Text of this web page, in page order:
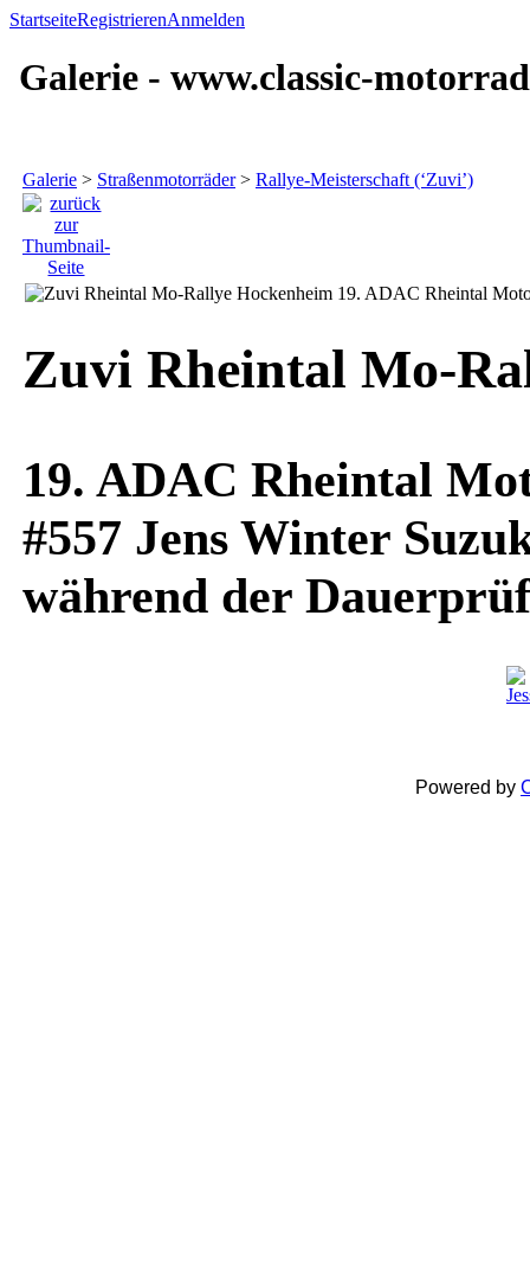
StartseiteRegistrierenAnmelden
Galerie - www.classic-
Galerie > Straßenmotorräder> Rallye-Meisterschaft (‘Zuvi’)
Zuvi Rheintal Mo-
19. ADAC Rheintal
#557 Jens Winter
während der
Powered by